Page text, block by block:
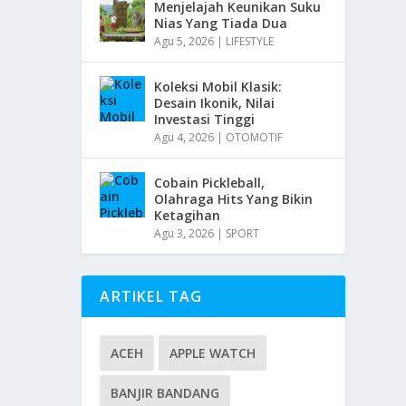
Menjelajah Keunikan Suku
Nias Yang Tiada Dua
Agu 5, 2026 | LIFESTYLE
Koleksi Mobil Klasik:
Desain Ikonik, Nilai
Investasi Tinggi
Agu 4, 2026 | OTOMOTIF
Cobain Pickleball,
Olahraga Hits Yang Bikin
Ketagihan
Agu 3, 2026 | SPORT
ARTIKEL TAG
ACEH APPLE WATCH
BANJIR BANDANG